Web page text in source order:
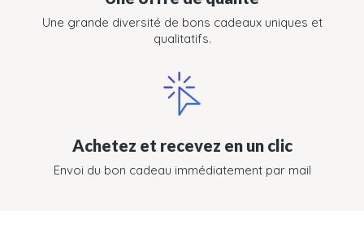
Une grande diversité de bons cadeaux uniques et
qualitatifs.
Achetez et recevez en un clic
Envoi du bon cadeau immédiatement par mail